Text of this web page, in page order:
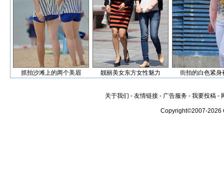
抓拍沙滩上的两个美眉 靓丽美女东方女性魅力 街拍的白色紧身
关于我们 - 友情链接 - 广告服务 - 我要投稿 -
Copyright©2007-2026